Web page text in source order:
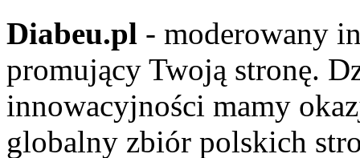
Diabeu.pl - moderowany
promujący Twoją stronę.
innowacyjności mamy
globalny zbiór polskich